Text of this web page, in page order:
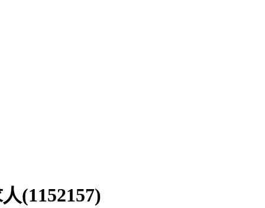
(1152157)